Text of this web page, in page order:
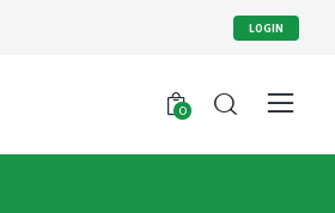
LOGIN
0